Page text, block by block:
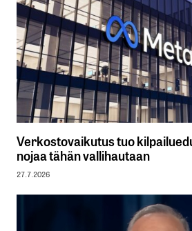
Verkostovaikutus tuo
nojaa tähän vallihautaan
27.7.2026